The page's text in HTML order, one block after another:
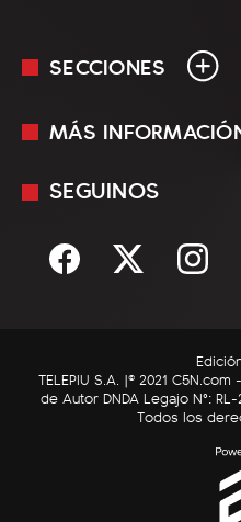
SECCIONES
En Vivo
Sociedad
C5N Autos
RatingCero
MÁS
Mediakit
Términos y condiciones
SEGUINOS
TELEPIU S.A. |© 2021
de Autor DNDA Legajo N°:
Todos los